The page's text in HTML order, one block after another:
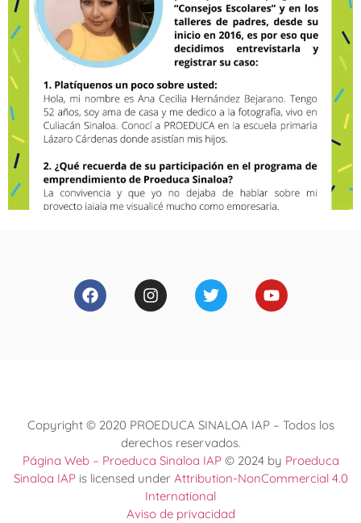
Copyright © 2020 PROEDUCA SINALOA IAP – Todos los
derechos reservados.
Página Web – Proeduca Sinaloa IAP© 2024 by Proeduca
Sinaloa IAPis licensed under Attribution-NonCommercial 4.0
International
Aviso de privacidad